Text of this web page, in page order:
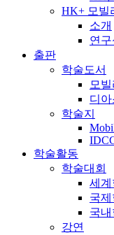
HK+ 모빌
소개
연
출판
학술도서
모
디
학술지
학술활동
학술대회
세계
국제
국내
강연